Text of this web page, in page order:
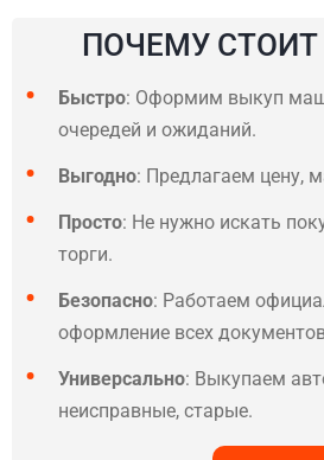
ПОЧЕМУ СТОИТ
Быстро: Оформим выкуп
очередей и ожиданий.
Выгодно: Предлагаем цену,
Просто: Не нужно искать
торги.
Безопасно: Работаем
оформление всех
Универсально: Выкупаем
неисправные, старые.